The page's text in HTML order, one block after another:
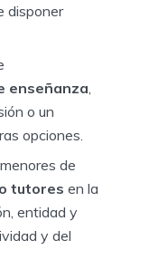
disponer
enseñanza
o un
opciones.
de
tutores en la
entidad y
y del